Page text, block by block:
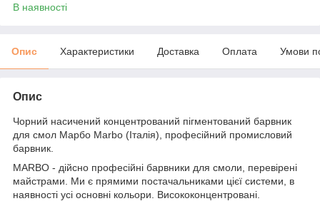
В наявності
Опис Характеристики Доставка Оплата Умови
Опис
Чорний насичений концентрований пігментований барвник
для смол Марбо Marbo (Італія), професійний промисловий
барвник.
MARBO - дійсно професійні барвники для смоли, перевірені
майстрами. Ми є прямими постачальниками цієї системи, в
наявності усі основні кольори. Висококонцентровані.